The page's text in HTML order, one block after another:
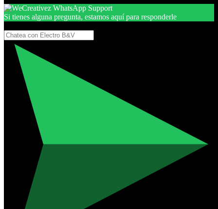
Si tienes alguna pregunta, estamos aquí para responderle